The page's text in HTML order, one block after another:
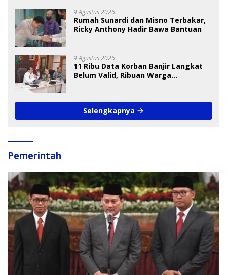
9 Agustus 2026
Rumah Sunardi dan Misno Terbakar,
Ricky Anthony Hadir Bawa Bantuan
9 Agustus 2026
11 Ribu Data Korban Banjir Langkat
Belum Valid, Ribuan Warga
Selengkapnya
Pemerintah